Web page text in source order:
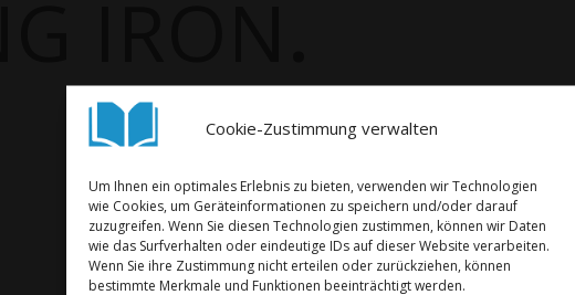
Cookie-Zustimmung verwalten
Um Ihnen ein optimales Erlebnis zu bieten, verwenden wir Technologien
wie Cookies, um Geräteinformationen zu speichern und/oder darauf
zuzugreifen. Wenn Sie diesen Technologien zustimmen, können wir Daten
wie das Surfverhalten oder eindeutige IDs auf dieser Website verarbeiten.
Wenn Sie ihre Zustimmung nicht erteilen oder zurückziehen, können
bestimmte Merkmale und Funktionen beeinträchtigt werden.